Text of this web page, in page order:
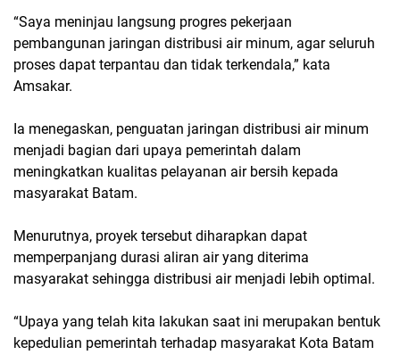
“Saya meninjau langsung progres pekerjaan
pembangunan jaringan distribusi air minum, agar seluruh
proses dapat terpantau dan tidak terkendala,” kata
Amsakar.
Ia menegaskan, penguatan jaringan distribusi air minum
menjadi bagian dari upaya pemerintah dalam
meningkatkan kualitas pelayanan air bersih kepada
masyarakat Batam.
Menurutnya, proyek tersebut diharapkan dapat
memperpanjang durasi aliran air yang diterima
masyarakat sehingga distribusi air menjadi lebih optimal.
“Upaya yang telah kita lakukan saat ini merupakan bentuk
kepedulian pemerintah terhadap masyarakat Kota Batam